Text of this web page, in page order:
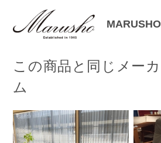
MARUSHO
この商品と同じメー
ム